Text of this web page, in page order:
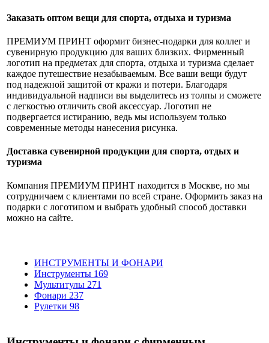
Заказать оптом вещи для спорта, отдыха и туризма
ПРЕМИУМ ПРИНТ оформит бизнес-подарки для коллег и
сувенирную продукцию для ваших близких. Фирменный
логотип на предметах для спорта, отдыха и туризма сделает
каждое путешествие незабываемым. Все ваши вещи будут
под надежной защитой от кражи и потери. Благодаря
индивидуальной надписи вы выделитесь из толпы и сможете
с легкостью отличить свой аксессуар. Логотип не
подвергается истиранию, ведь мы используем только
современные методы нанесения рисунка.
Доставка сувенирной продукции для спорта, отдых и
туризма
Компания ПРЕМИУМ ПРИНТ находится в Москве, но мы
сотрудничаем с клиентами по всей стране. Оформить заказ на
подарки с логотипом и выбрать удобный способ доставки
можно на сайте.
ИНСТРУМЕНТЫ И ФОНАРИ
Инструменты 169
Мультитулы 271
Фонари 237
Рулетки 98